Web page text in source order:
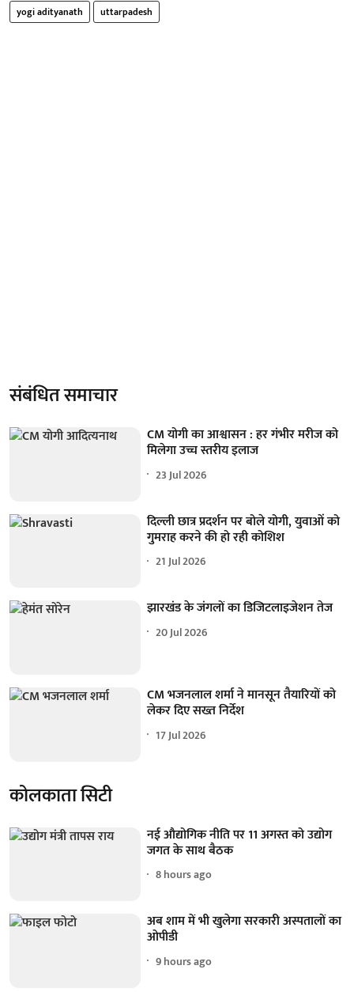
yogi adityanath uttarpadesh
संबंधित समाचार
CM योगी का आश्वासन : हर गंभीर मरीज को
मिलेगा उच्च स्तरीय इलाज
23 Jul 2026
दिल्ली छात्र प्रदर्शन पर बोले योगी, युवाओं को
गुमराह करने की हो रही कोशिश
21 Jul 2026
झारखंड के जंगलों का डिजिटलाइजेशन तेज
20 Jul 2026
CM भजनलाल शर्मा ने मानसून तैयारियों को
लेकर दिए सख्त निर्देश
17 Jul 2026
कोलकाता सिटी
नई औद्योगिक नीति पर 11 अगस्त को उद्योग
जगत के साथ बैठक
8 hours ago
अब शाम में भी खुलेगा सरकारी अस्पतालों का
ओपीडी
9 hours ago